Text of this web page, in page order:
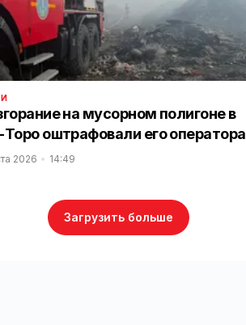
на мусорном полигоне в
Торо оштрафовали его оператора
2026 14:49
Загрузить больше